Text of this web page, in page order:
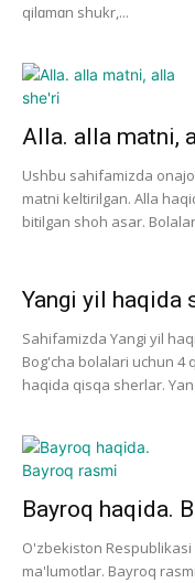
qilɑmɑn shukr,...
Alla. alla matni,
Ushbu sahifamizda
matni keltirilgan. Alla
bitilgan shoh asar.
Yangi yil haqida
Sahifamizda Yangi yil
Bog'cha bolalari uchun 4
haqida qisqa sherlar.
Bayroq haqida.
O'zbekiston
ma'lumotlar. Bayroq